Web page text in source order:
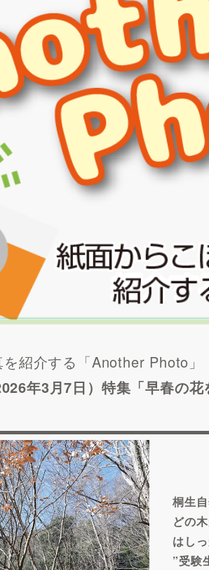
紹介する「Another Photo」
年3月7日）特集「早春の花
桐生
どの
はし
”受験